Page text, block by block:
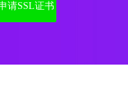
请SSL证书